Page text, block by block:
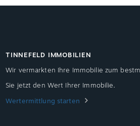
TINNEFELD IMMOBILIEN
Wir vermarkten Ihre Immobilie zum
Sie jetzt den Wert Ihrer Immobilie.
Wertermittlung starten